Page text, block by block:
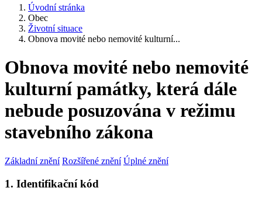
Úvodní stránka
Obec
Životní situace
Obnova movité nebo nemovité kulturní...
Obnova movité nebo nemovité
kulturní památky, která dále
nebude posuzována v režimu
stavebního zákona
Základní znění Rozšířené znění Úplné znění
1. Identifikační kód